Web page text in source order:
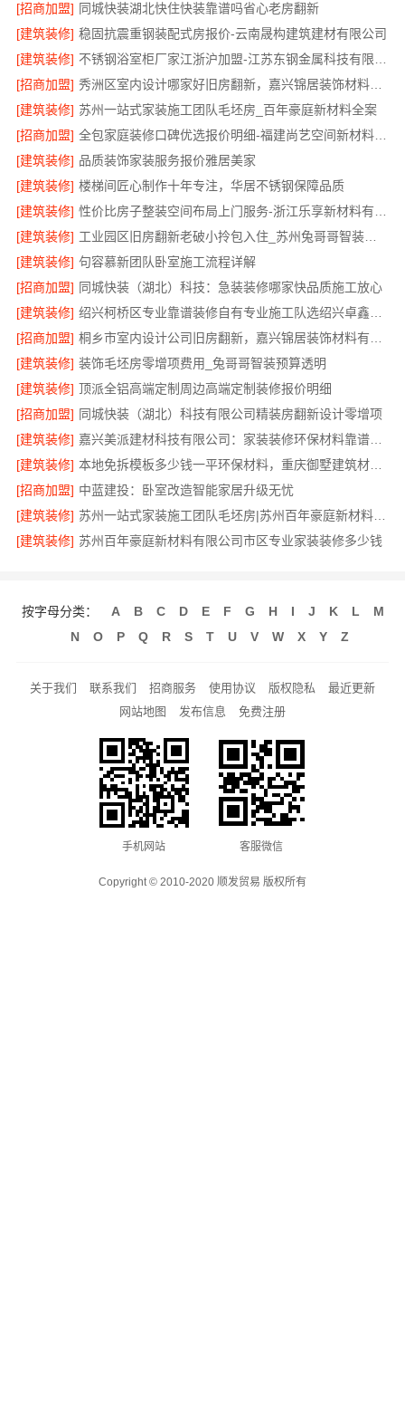
[招商加盟] 同城快装湖北快住快装靠谱吗省心老房翻新
[建筑装修] 稳固抗震重钢装配式房报价-云南晟构建筑建材有限公司
[建筑装修]
[招商加盟]
秀洲区室内设计哪家好旧房翻新，嘉兴锦居装饰材料有限公司
[建筑装修] 苏州一站式家装施工团队毛坯房_百年豪庭新材料全案
[招商加盟]
全包家庭装修口碑优选报价明细-福建尚艺空间新材料科技有限公司
[建筑装修] 品质装饰家装服务报价雅居美家
[建筑装修] 楼梯间匠心制作十年专注，华居不锈钢保障品质
[建筑装修]
[建筑装修]
工业园区旧房翻新老破小拎包入住_苏州兔哥哥智装新材料有限公司全包服务
[建筑装修] 句容慕新团队卧室施工流程详解
[招商加盟] 同城快装（湖北）科技：急装装修哪家快品质施工放心
[建筑装修]
[招商加盟]
[建筑装修] 装饰毛坯房零增项费用_兔哥哥智装预算透明
[建筑装修] 顶派全铝高端定制周边高端定制装修报价明细
[招商加盟] 同城快装（湖北）科技有限公司精装房翻新设计零增项
[建筑装修]
嘉兴美派建材科技有限公司：家装装修环保材料靠谱商家
[建筑装修]
本地免拆模板多少钱一平环保材料，重庆御墅建筑材料有限公司
[招商加盟] 中蓝建投：卧室改造智能家居升级无忧
[建筑装修]
苏州一站式家装施工团队毛坯房|苏州百年豪庭新材料有限公司
[建筑装修] 苏州百年豪庭新材料有限公司市区专业家装装修多少钱
按字母分类： A B C D E F G H I J K L
M
N
O P Q R S T U V W X Y Z
关于我们 联系我们 招商服务 使用协议 版权隐私
最近更新
网站地图
发布信息 免费注册
手机网站 客服微信
Copyright © 2010-2020 顺发贸易 版权所有